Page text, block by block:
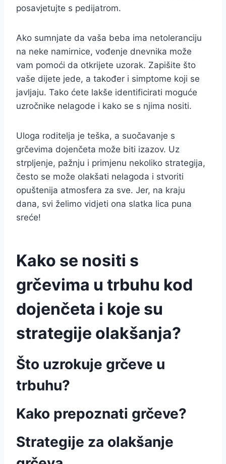
posavjetujte s pedijatrom.
Ako sumnjate da vaša beba ima netoleranciju
na neke namirnice, vođenje dnevnika može
vam pomoći da otkrijete uzorak. Zapišite što
vaše dijete jede, a također i simptome koji se
javljaju. Tako ćete lakše identificirati moguće
uzročnike nelagode i kako se s njima nositi.
Uloga roditelja je teška, a suočavanje s
grčevima dojenčeta može biti izazov. Uz
strpljenje, pažnju i primjenu nekoliko strategija,
često se može olakšati nelagoda i stvoriti
opuštenija atmosfera za sve. Jer, na kraju
dana, svi želimo vidjeti ona slatka lica puna
sreće!
Kako se nositi s
grčevima u trbuhu kod
dojenčeta i koje su
strategije olakšanja?
Što uzrokuje grčeve u
trbuhu?
Kako prepoznati grčeve?
Strategije za olakšanje